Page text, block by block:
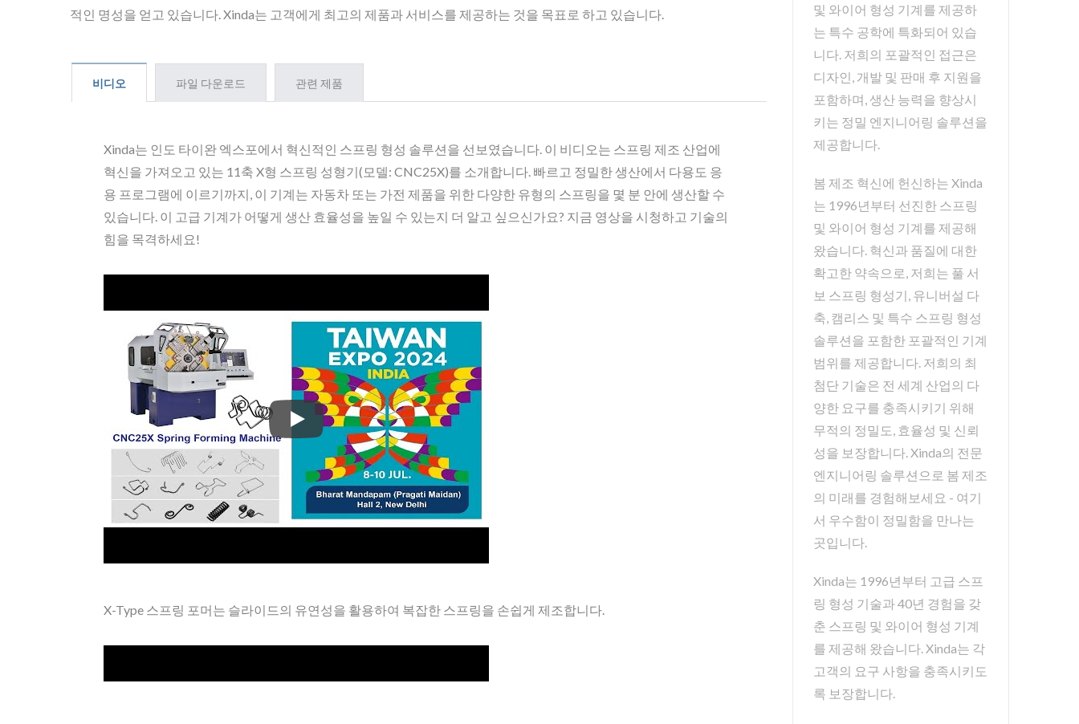
적인 명성을 얻고 있습니다. Xinda는 고객에게 최고의 제품과 서비스를 제공하는 것을 목표로 하고 있습니다.
비디오 파일 다운로드 관련 제품
Xinda는 인도 타이완 엑스포에서 혁신적인 스프링 형성 솔루션을 선보였습니다. 이 비디오는 스프링 제조 산업에
혁신을 가져오고 있는 11축 X형 스프링 성형기(모델: CNC25X)를 소개합니다. 빠르고 정밀한 생산에서 다용도 응
용 프로그램에 이르기까지, 이 기계는 자동차 또는 가전 제품을 위한 다양한 유형의 스프링을 몇 분 안에 생산할 수
있습니다. 이 고급 기계가 어떻게 생산 효율성을 높일 수 있는지 더 알고 싶으신가요? 지금 영상을 시청하고 기술의
힘을 목격하세요!
Xinda는 인도 타이완 엑스포에서 혁신적인 스프링 형성 솔루션을 선보였습니다. 이 비디오는 스프링 제조 산업에 혁신을 가져오고 있는 11
X-Type 스프링 포머는 슬라이드의 유연성을 활용하여 복잡한 스프링을 손쉽게 제조합니다.
및 와이어 형성 기계를 제공하
는 특수 공학에 특화되어 있습
니다. 저희의 포괄적인 접근은
디자인, 개발 및 판매 후 지원을
포함하며, 생산 능력을 향상시
키는 정밀 엔지니어링 솔루션을
제공합니다.
봄 제조 혁신에 헌신하는 Xinda
는 1996년부터 선진한 스프링
및 와이어 형성 기계를 제공해
왔습니다. 혁신과 품질에 대한
확고한 약속으로, 저희는 풀 서
보 스프링 형성기, 유니버설 다
축, 캠리스 및 특수 스프링 형성
솔루션을 포함한 포괄적인 기계
범위를 제공합니다. 저희의 최
첨단 기술은 전 세계 산업의 다
양한 요구를 충족시키기 위해
무적의 정밀도, 효율성 및 신뢰
성을 보장합니다. Xinda의 전문
엔지니어링 솔루션으로 봄 제조
의 미래를 경험해보세요 - 여기
서 우수함이 정밀함을 만나는
곳입니다.
Xinda는 1996년부터 고급 스프
링 형성 기술과 40년 경험을 갖
춘 스프링 및 와이어 형성 기계
를 제공해 왔습니다. Xinda는 각
고객의 요구 사항을 충족시키도
록 보장합니다.